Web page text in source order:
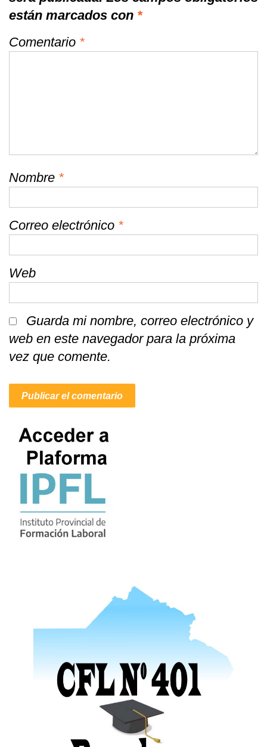
están marcados con *
Comentario *
Nombre *
Correo electrónico *
Web
Guarda mi nombre, correo electrónico y
web en este navegador para la próxima
vez que comente.